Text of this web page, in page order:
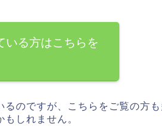
いる方はこちらを
のですが、こちらをご覧の方も
しれません。